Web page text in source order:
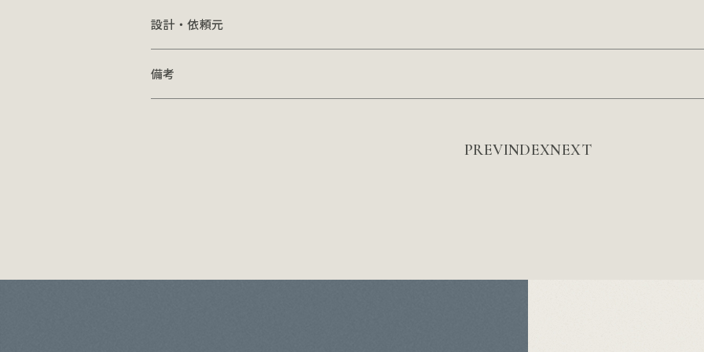
設計・依頼元
備考
PREVINDEXNEXT